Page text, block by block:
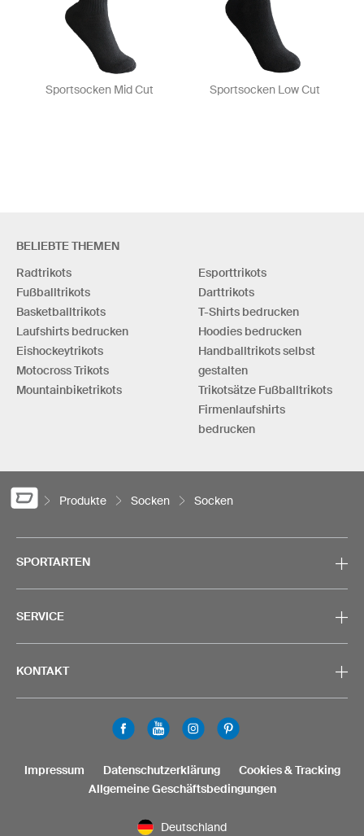
Sportsocken Mid Cut Sportsocken Low Cut
BELIEBTE THEMEN
Radtrikots
Fußballtrikots
Basketballtrikots
Laufshirts bedrucken
Eishockeytrikots
Motocross Trikots
Mountainbiketrikots
Esporttrikots
Darttrikots
T-Shirts bedrucken
Hoodies bedrucken
Handballtrikots selbst
gestalten
Trikotsätze Fußballtrikots
Firmenlaufshirts
bedrucken
Produkte Socken Socken
SPORTARTEN
SERVICE
KONTAKT
Deutschland
Impressum Datenschutzerklärung
Cookies & Tracking
Allgemeine Geschäftsbedingungen